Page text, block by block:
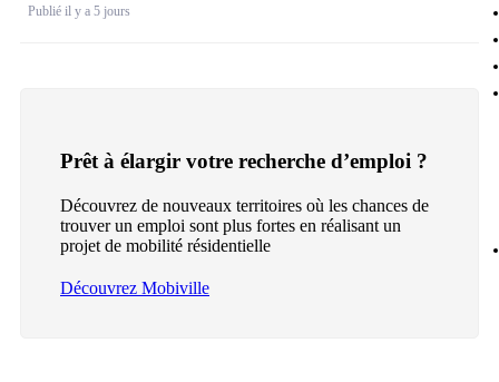
Publié il y a 5 jours
Prêt à élargir votre recherche d’emploi ?
Découvrez de nouveaux territoires où les chances de
trouver un emploi sont plus fortes en réalisant un
projet de mobilité résidentielle
Découvrez Mobiville